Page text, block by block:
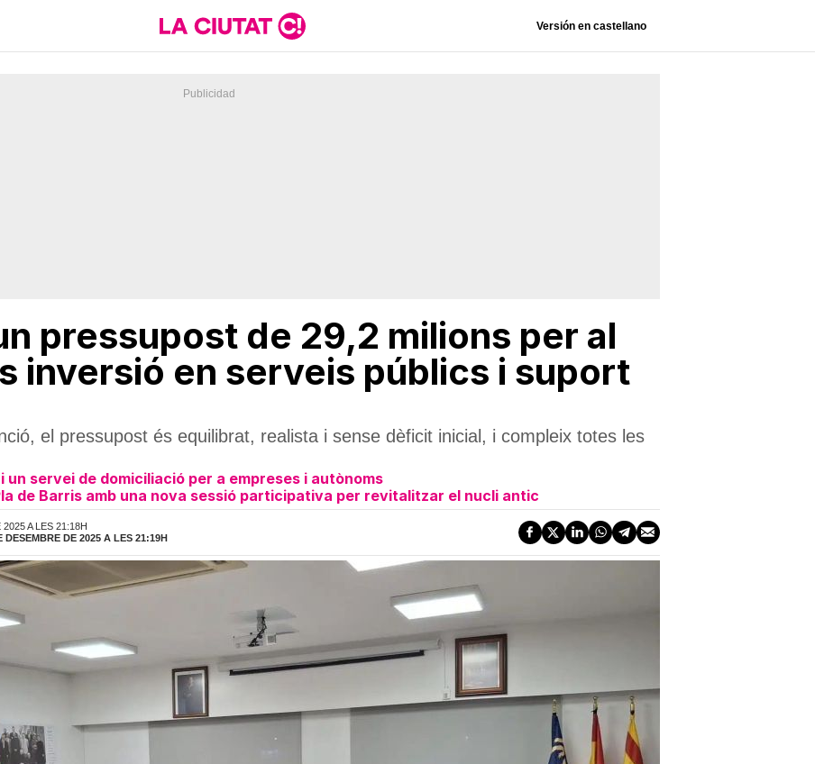
Versión en castellano
pressupost de 29,2 milions per al
inversió en serveis públics i suport
el pressupost és equilibrat, realista i sense dèficit inicial, i compleix totes les
un servei de domiciliació per a empreses i autònoms
de Barris amb una nova sessió participativa per revitalitzar el nucli antic
A LES 21:18H
DESEMBRE DE 2025 A LES 21:19H